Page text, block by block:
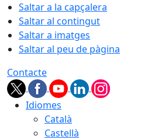
Saltar a la capçalera
Saltar al contingut
Saltar a imatges
Saltar al peu de pàgina
Contacte
Idiomes
Català
Castellà